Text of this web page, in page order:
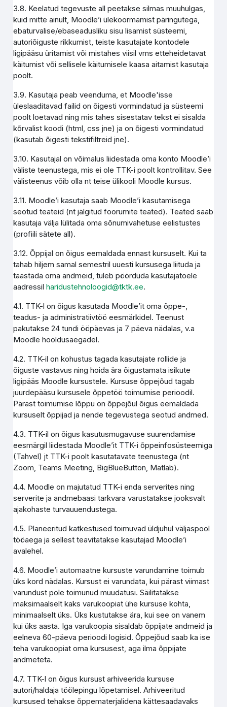
3.8. Keelatud tegevuste all peetakse silmas muuhulgas,
kuid mitte ainult, Moodle’i ülekoormamist päringutega,
ebaturvalise/ebaseadusliku sisu lisamist süsteemi,
autoriõiguste rikkumist, teiste kasutajate kontodele
ligipääsu üritamist või mistahes viisil vms etteheidetavat
käitumist või sellisele käitumisele kaasa aitamist kasutaja
poolt.
3.9. Kasutaja peab veenduma, et Moodle'isse
üleslaaditavad failid on õigesti vormindatud ja süsteemi
poolt loetavad ning mis tahes sisestatav tekst ei sisalda
kõrvalist koodi (html, css jne) ja on õigesti vormindatud
(kasutab õigesti tekstifiltreid jne).
3.10. Kasutajal on võimalus liidestada oma konto Moodle’i
väliste teenustega, mis ei ole TTK-i poolt kontrollitav. See
välisteenus võib olla nt teise ülikooli Moodle kursus.
3.11. Moodle’i kasutaja saab Moodle’i kasutamisega
seotud teateid (nt jälgitud foorumite teated). Teated saab
kasutaja välja lülitada oma sõnumivahetuse eelistustes
(profiili sätete all).
3.12. Õppijal on õigus eemaldada ennast kursuselt. Kui ta
tahab hiljem samal semestril uuesti kursusega liituda ja
taastada oma andmeid, tuleb pöörduda kasutajatoele
aadressilharidustehnoloogid@tktk.ee.
4.1. TTK-l on õigus kasutada Moodle’it oma õppe-,
teadus- ja administratiivtöö eesmärkidel. Teenust
pakutakse 24 tundi ööpäevas ja 7 päeva nädalas, v.a
Moodle hooldusaegadel.
4.2. TTK-il on kohustus tagada kasutajate rollide ja
õiguste vastavus ning hoida ära õigustamata isikute
ligipääs Moodle kursustele. Kursuse õppejõud tagab
juurdepääsu kursusele õppetöö toimumise perioodil.
Pärast toimumise lõppu on õppejõul õigus eemaldada
kursuselt õppijad ja nende tegevustega seotud andmed.
4.3. TTK-il on õigus kasutusmugavuse suurendamise
eesmärgil liidestada Moodle’it TTK-i õppeinfosüsteemiga
(Tahvel) jt TTK-i poolt kasutatavate teenustega (nt
Zoom, Teams Meeting, BigBlueButton, Matlab).
4.4. Moodle on majutatud TTK-i enda serverites ning
serverite ja andmebaasi tarkvara varustatakse jooksvalt
ajakohaste turvauuendustega.
4.5. Planeeritud katkestused toimuvad üldjuhul väljaspool
tööaega ja sellest teavitatakse kasutajad Moodle’i
avalehel.
4.6. Moodle’i automaatne kursuste varundamine toimub
üks kord nädalas. Kursust ei varundata, kui pärast viimast
varundust pole toimunud muudatusi. Säilitatakse
maksimaalselt kaks varukoopiat ühe kursuse kohta,
minimaalselt üks. Üks kustutakse ära, kui see on vanem
kui üks aasta. Iga varukoopia sisaldab õppijate andmeid ja
eelneva 60-päeva perioodi logisid. Õppejõud saab ka ise
teha varukoopiat oma kursusest, aga ilma õppijate
andmeteta.
4.7. TTK-l on õigus kursust arhiveerida kursuse
autori/haldaja töölepingu lõpetamisel. Arhiveeritud
kursused tehakse õppematerjalidena kättesaadavaks